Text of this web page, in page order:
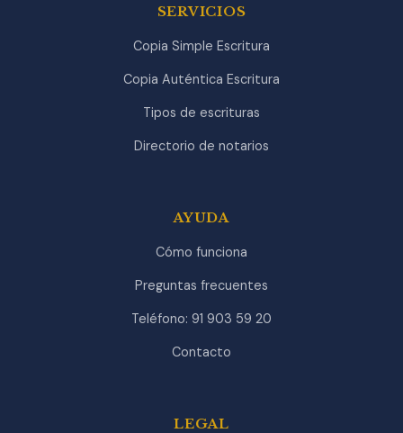
SERVICIOS
Copia Simple Escritura
Copia Auténtica Escritura
Tipos de escrituras
Directorio de notarios
AYUDA
Cómo funciona
Preguntas frecuentes
Teléfono: 91 903 59 20
Contacto
LEGAL